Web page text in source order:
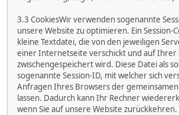
3.3 CookiesWir verwenden sogenannte
unsere Website zu optimieren. Ein Session-
kleine Textdatei, die von den jeweiligen
einer Internetseite verschickt und auf Ihrer
zwischengespeichert wird. Diese Datei als
sogenannte Session-ID, mit welcher sich
Anfragen Ihres Browsers der
lassen. Dadurch kann Ihr Rechner
wenn Sie auf unsere Website zurückkehren.